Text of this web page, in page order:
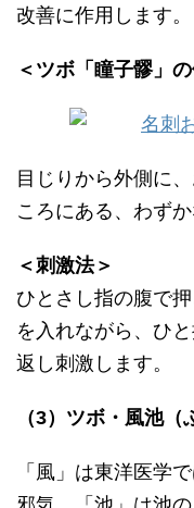
改善に作用します。
＜ツボ「瞳子髎」
目じりから外側に
ころにある、わず
＜刺激法＞
ひとさし指の腹で
を入れながら、ひ
返し刺激します。
（3）ツボ・風池
「風」は東洋医学